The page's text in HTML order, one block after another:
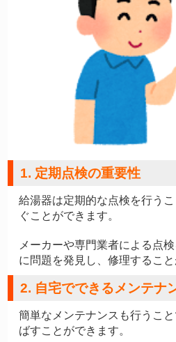
1. 定期点検の重要性
給湯器は定期的な点検を行う
ぐことができます。
メーカーや専門業者による点
に問題を発見し、修理すること
2. 自宅でできるメンテナ
簡単なメンテナンスも行うこ
ばすことができます。